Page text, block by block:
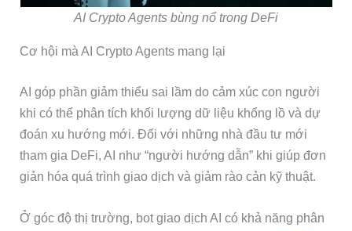
AI Crypto Agents bùng nổ trong DeFi
Cơ hội mà AI Crypto Agents mang lại
AI góp phần giảm thiểu sai lầm do cảm xúc con người
khi có thể phân tích khối lượng dữ liệu khổng lồ và dự
đoán xu hướng mới. Đối với những nhà đầu tư mới
tham gia DeFi, AI như “người hướng dẫn” khi giúp đơn
giản hóa quá trình giao dịch và giảm rào cản kỹ thuật.
Ở góc độ thị trường, bot giao dịch AI có khả năng phân